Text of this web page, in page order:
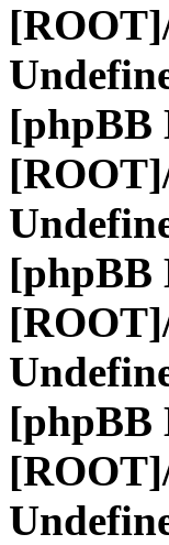
[phpBB
[phpBB
[phpBB